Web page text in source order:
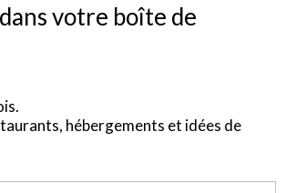
votre boîte de
hébergements et idées de